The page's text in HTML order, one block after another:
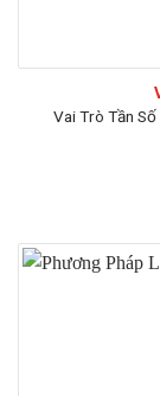
Vai Trò Tần Số